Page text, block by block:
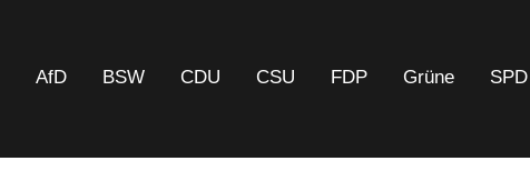
AfD BSW CDU CSU FDP Grüne SPD